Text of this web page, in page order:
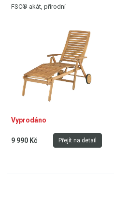
FSC® akát, přírodní
Vyprodáno
9 990 Kč Přejít na detail